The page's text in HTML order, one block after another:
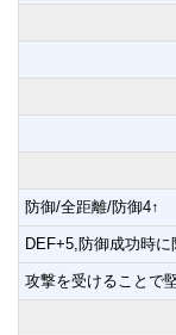
防御/全距離/防御4↑
DEF+5,防御成功時
攻撃を受けることで